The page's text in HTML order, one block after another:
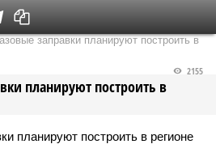
в Кирове
заправки планируют построить в
планируют построить в
2155